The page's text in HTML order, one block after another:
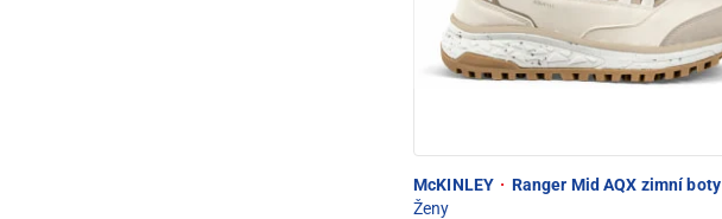
McKINLEY · Ranger Mid AQX zimní boty
Ženy